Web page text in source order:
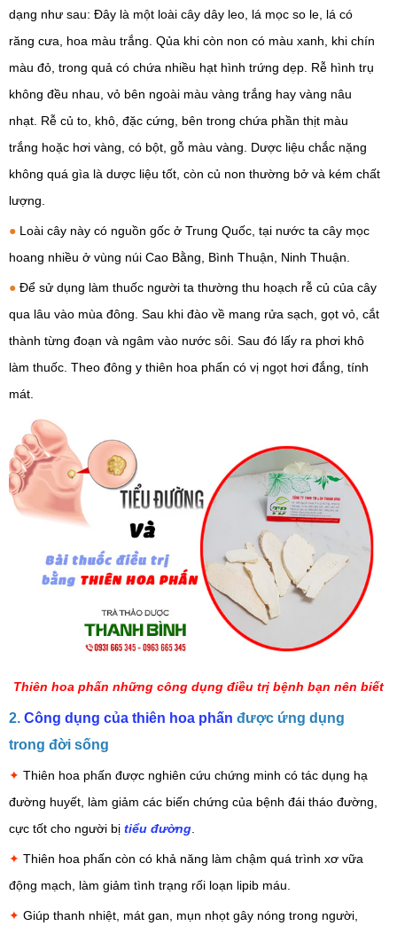
dạng như sau: Đây là một loài cây dây leo, lá mọc so le, lá có
răng cưa, hoa màu trắng. Qủa khi còn non có màu xanh, khi chín
màu đỏ, trong quả có chứa nhiều hạt hình trứng dẹp. Rễ hình trụ
không đều nhau, vỏ bên ngoài màu vàng trắng hay vàng nâu
nhạt. Rễ củ to, khô, đặc cứng, bên trong chứa phần thịt màu
trắng hoặc hơi vàng, có bột, gỗ màu vàng. Dược liệu chắc nặng
không quá gìa là dược liệu tốt, còn củ non thường bở và kém chất
lượng.
● Loài cây này có nguồn gốc ở Trung Quốc, tại nước ta cây mọc
hoang nhiều ở vùng núi Cao Bằng, Bình Thuận, Ninh Thuận.
● Để sử dụng làm thuốc người ta thường thu hoạch rễ củ của cây
qua lâu vào mùa đông. Sau khi đào về mang rửa sạch, gọt vỏ, cắt
thành từng đoạn và ngâm vào nước sôi. Sau đó lấy ra phơi khô
làm thuốc. Theo đông y thiên hoa phấn có vị ngọt hơi đắng, tính
mát.
Thiên hoa phấn những công dụng điều trị bệnh bạn nên biết
2. Công dụng của thiên hoa phấn được ứng dụng
trong đời sống
✦ Thiên hoa phấn được nghiên cứu chứng minh có tác dụng hạ
đường huyết, làm giảm các biến chứng của bệnh đái tháo đường,
cực tốt cho người bị tiểu đường
✦ Thiên hoa phấn còn có khả năng làm chậm quá trình xơ vữa
động mạch, làm giảm tình trạng rối loạn lipib máu.
✦ Giúp thanh nhiệt, mát gan, mụn nhọt gây nóng trong người,